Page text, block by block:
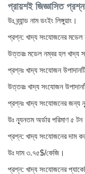
প্রায়শই জিজ্ঞাসিত
উঃ ব্র্যান্ড নাম ডংইং লিঙ্গুয়াং।
প্রশ্ন: খাদ্য সংযোজনের মডেল
উত্তরঃ মডেল নম্বর হল খাদ্য
প্রশ্নঃ খাদ্য সংযোজন
উত্তরঃ খাদ্য সংযোজন
প্রশ্নঃ খাদ্য সংযোজনের জন্য
উঃ ন্যূনতম অর্ডার পরিমাণ ৫
প্রশ্ন: খাদ্য সংযোজনের দাম
উঃ দাম ৩.৭৫$/কেজি।
প্রশ্ন: খাদ্য সংযোজনের